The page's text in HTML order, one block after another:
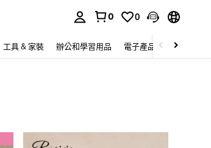
0 0
工具 & 家裝 辦公和學習用品 電子產品 玩具